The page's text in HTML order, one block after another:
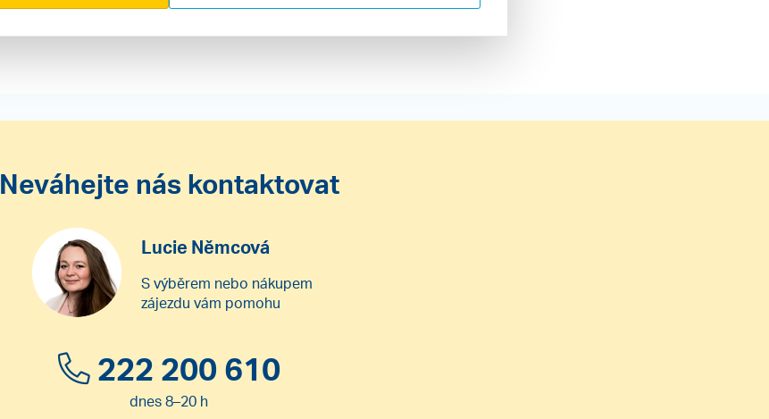
Neváhejte nás kontaktovat
Lucie Němcová
S výběrem nebo nákupem
zájezdu vám pomohu
222 200 610
dnes 8–20 h